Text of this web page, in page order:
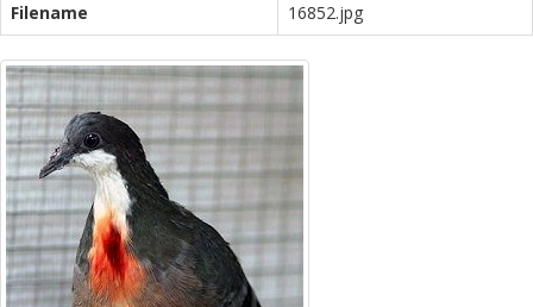
Filename
16852.jpg